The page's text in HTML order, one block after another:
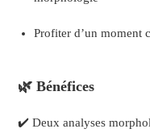
Profiter d’un moment
🌿 Bénéfices
✔️ Deux analyses